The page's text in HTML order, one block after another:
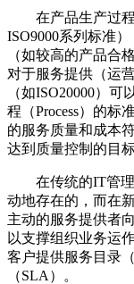
在产品生产过
ISO9000系列标准
（如较高的产品合
对于服务提供（运
（如ISO20000）
程（Process）的标
的服务质量和成本
达到质量控制的目标
在传统的IT管
动地存在的，而在
主动的服务提供者
以支撑组织业务运
客户提供服务目录
（SLA）。